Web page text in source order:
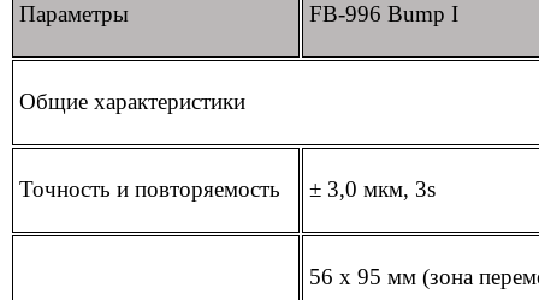
Параметры FB-996 Bump I
Общие характеристики
Точность и повторяемость ± 3,0 мкм, 3s
56 х 95 мм (зона